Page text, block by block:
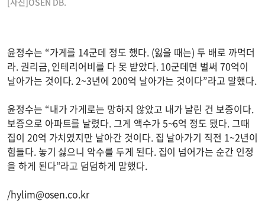
윤정수는 “가게를 14군데 정도 했다. (잃을 때는) 두 배로 까먹더
라. 권리금, 인테리어비를 다 못 받았다. 10군데면 벌써 70억이
날아가는 것이다. 2~3년에 200억 날아가는 것이다”라고 말했다.
윤정수는 “내가 가게로는 망하지 않았고 내가 날린 건 보증이다.
보증으로 아파트를 날렸다. 그게 액수가 5~6억 정도 됐다. 그때
집이 20억 가치였지만 날아간 것이다. 집 날아가기 직전 1~2년이
힘들다. 놓기 싫으니 악수를 두게 된다. 집이 넘어가는 순간 인정
을 하게 된다”라고 덤덤하게 말했다.
/hylim@osen.co.kr